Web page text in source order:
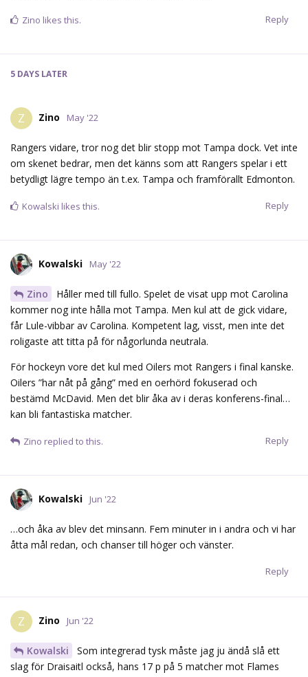
Reply
Zino likes this.
5 DAYS LATER
Z Zino May '22
Rangers vidare, tror nog det blir stopp mot Tampa dock. Vet inte
om skenet bedrar, men det känns som att Rangers spelar i ett
betydligt lägre tempo än t.ex. Tampa och framförallt Edmonton.
Reply
Kowalski likes this.
Kowalski May '22
Zino
Håller med till fullo. Spelet de visat upp mot Carolina
kommer nog inte hålla mot Tampa. Men kul att de gick vidare,
får Lule-vibbar av Carolina. Kompetent lag, visst, men inte det
roligaste att titta på för någorlunda neutrala.
För hockeyn vore det kul med Oilers mot Rangers i final kanske.
Oilers ”har nåt på gång” med en oerhörd fokuserad och
bestämd McDavid. Men det blir åka av i deras konferens-final…
kan bli fantastiska matcher.
Reply
Zino replied to this.
Kowalski Jun '22
…och åka av blev det minsann. Fem minuter in i andra och vi har
åtta mål redan, och chanser till höger och vänster.
Reply
Z Zino Jun '22
Kowalski
Som integrerad tysk måste jag ju ändå slå ett
slag för Draisaitl också, hans 17 p på 5 matcher mot Flames